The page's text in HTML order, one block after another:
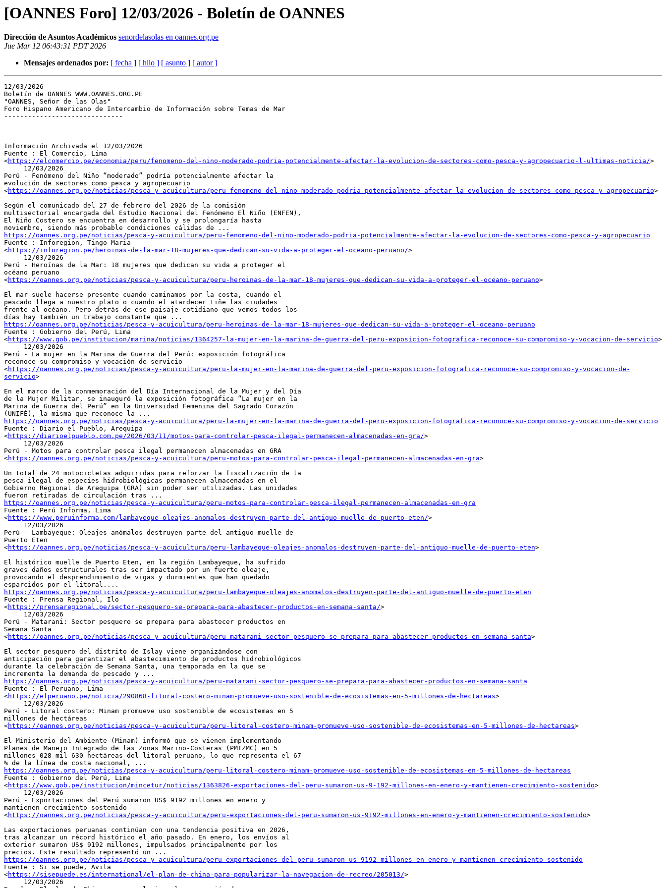
[OANNES Foro] 12/03/2026 - Boletín de OANNES
Dirección de Asuntos Académicos senordelasolas en oannes.org.pe
Jue Mar 12 06:43:31 PDT 2026
Mensajes ordenados por: [ fecha ] [ hilo ] [ asunto ] [ autor ]
12/03/2026
Boletín de OANNES WWW.OANNES.ORG.PE
"OANNES, Señor de las Olas"
Foro Hispano Americano de Intercambio de Información sobre Temas de Mar
------------------------------
Información Archivada el 12/03/2026
Fuente : El Comercio, Lima
<https://elcomercio.pe/economia/peru/fenomeno-del-nino-moderado-podria-potencialmente-afectar-la-evolucion-de-sectores-como-pesca-y-agropecuario-l-ultimas-noticia/>
Perú - Fenómeno del Niño “moderado” podría potencialmente afectar la
evolución de sectores como pesca y agropecuario
<https://oannes.org.pe/noticias/pesca-y-acuicultura/peru-fenomeno-del-nino-moderado-podria-potencialmente-afectar-la-evolucion-de-sectores-como-pesca-y-agropecuario>
Según el comunicado del 27 de febrero del 2026 de la comisión
multisectorial encargada del Estudio Nacional del Fenómeno El Niño (ENFEN),
El Niño Costero se encuentra en desarrollo y se prolongaría hasta
https://oannes.org.pe/noticias/pesca-y-acuicultura/peru-fenomeno-del-nino-moderado-podria-potencialmente-afectar-la-evolucion-de-sectores-como-pesca-y-agropecuario
Fuente : Inforegion, Tingo Maria
<https://inforegion.pe/heroinas-de-la-mar-18-mujeres-que-dedican-su-vida-a-proteger-el-oceano-peruano/>
Perú - Heroínas de la Mar: 18 mujeres que dedican su vida a proteger el
océano peruano
<https://oannes.org.pe/noticias/pesca-y-acuicultura/peru-heroinas-de-la-mar-18-mujeres-que-dedican-su-vida-a-proteger-el-oceano-peruano>
El mar suele hacerse presente cuando caminamos por la costa, cuando el
pescado llega a nuestro plato o cuando el atardecer tiñe las ciudades
frente al océano. Pero detrás de ese paisaje cotidiano que vemos todos los
https://oannes.org.pe/noticias/pesca-y-acuicultura/peru-heroinas-de-la-mar-18-mujeres-que-dedican-su-vida-a-proteger-el-oceano-peruano
Fuente : Gobierno del Perú, Lima
<https://www.gob.pe/institucion/marina/noticias/1364257-la-mujer-en-la-marina-de-guerra-del-peru-exposicion-fotografica-reconoce-su-compromiso-y-vocacion-de-servicio>
Perú - La mujer en la Marina de Guerra del Perú: exposición fotográfica
reconoce su compromiso y vocación de servicio
<https://oannes.org.pe/noticias/pesca-y-acuicultura/peru-la-mujer-en-la-marina-de-guerra-del-peru-exposicion-fotografica-reconoce-su-compromiso-y-vocacion-de-
servicio>
En el marco de la conmemoración del Día Internacional de la Mujer y del Día
de la Mujer Militar, se inauguró la exposición fotográfica “La mujer en la
Marina de Guerra del Perú” en la Universidad Femenina del Sagrado Corazón
https://oannes.org.pe/noticias/pesca-y-acuicultura/peru-la-mujer-en-la-marina-de-guerra-del-peru-exposicion-fotografica-reconoce-su-compromiso-y-vocacion-de-servicio
Fuente : Diario el Pueblo, Arequipa
<https://diarioelpueblo.com.pe/2026/03/11/motos-para-controlar-pesca-ilegal-permanecen-almacenadas-en-gra/>
Perú - Motos para controlar pesca ilegal permanecen almacenadas en GRA
<https://oannes.org.pe/noticias/pesca-y-acuicultura/peru-motos-para-controlar-pesca-ilegal-permanecen-almacenadas-en-gra>
Un total de 24 motocicletas adquiridas para reforzar la fiscalización de la
pesca ilegal de especies hidrobiológicas permanecen almacenadas en el
Gobierno Regional de Arequipa (GRA) sin poder ser utilizadas. Las unidades
https://oannes.org.pe/noticias/pesca-y-acuicultura/peru-motos-para-controlar-pesca-ilegal-permanecen-almacenadas-en-gra
Fuente : Perú Informa, Lima
<https://www.peruinforma.com/lambayeque-oleajes-anomalos-destruyen-parte-del-antiguo-muelle-de-puerto-eten/>
Perú - Lambayeque: Oleajes anómalos destruyen parte del antiguo muelle de
Puerto Eten
<https://oannes.org.pe/noticias/pesca-y-acuicultura/peru-lambayeque-oleajes-anomalos-destruyen-parte-del-antiguo-muelle-de-puerto-eten>
El histórico muelle de Puerto Eten, en la región Lambayeque, ha sufrido
graves daños estructurales tras ser impactado por un fuerte oleaje,
provocando el desprendimiento de vigas y durmientes que han quedado
https://oannes.org.pe/noticias/pesca-y-acuicultura/peru-lambayeque-oleajes-anomalos-destruyen-parte-del-antiguo-muelle-de-puerto-eten
Fuente : Prensa Regional, Ilo
<https://prensaregional.pe/sector-pesquero-se-prepara-para-abastecer-productos-en-semana-santa/>
Perú - Matarani: Sector pesquero se prepara para abastecer productos en
Semana Santa
<https://oannes.org.pe/noticias/pesca-y-acuicultura/peru-matarani-sector-pesquero-se-prepara-para-abastecer-productos-en-semana-santa>
El sector pesquero del distrito de Islay viene organizándose con
anticipación para garantizar el abastecimiento de productos hidrobiológicos
durante la celebración de Semana Santa, una temporada en la que se
https://oannes.org.pe/noticias/pesca-y-acuicultura/peru-matarani-sector-pesquero-se-prepara-para-abastecer-productos-en-semana-santa
Fuente : El Peruano, Lima
<https://elperuano.pe/noticia/290868-litoral-costero-minam-promueve-uso-sostenible-de-ecosistemas-en-5-millones-de-hectareas>
Perú - Litoral costero: Minam promueve uso sostenible de ecosistemas en 5
millones de hectáreas
<https://oannes.org.pe/noticias/pesca-y-acuicultura/peru-litoral-costero-minam-promueve-uso-sostenible-de-ecosistemas-en-5-millones-de-hectareas>
El Ministerio del Ambiente (Minam) informó que se vienen implementando
Planes de Manejo Integrado de las Zonas Marino-Costeras (PMIZMC) en 5
millones 028 mil 630 hectáreas del litoral peruano, lo que representa el 67
https://oannes.org.pe/noticias/pesca-y-acuicultura/peru-litoral-costero-minam-promueve-uso-sostenible-de-ecosistemas-en-5-millones-de-hectareas
Fuente : Gobierno del Perú, Lima
<https://www.gob.pe/institucion/mincetur/noticias/1363826-exportaciones-del-peru-sumaron-us-9-192-millones-en-enero-y-mantienen-crecimiento-sostenido>
Perú - Exportaciones del Perú sumaron US$ 9192 millones en enero y
mantienen crecimiento sostenido
<https://oannes.org.pe/noticias/pesca-y-acuicultura/peru-exportaciones-del-peru-sumaron-us-9192-millones-en-enero-y-mantienen-crecimiento-sostenido>
Las exportaciones peruanas continúan con una tendencia positiva en 2026,
tras alcanzar un récord histórico el año pasado. En enero, los envíos al
exterior sumaron US$ 9192 millones, impulsados principalmente por los
https://oannes.org.pe/noticias/pesca-y-acuicultura/peru-exportaciones-del-peru-sumaron-us-9192-millones-en-enero-y-mantienen-crecimiento-sostenido
Fuente : Si se puede, Avila
<https://sisepuede.es/international/el-plan-de-china-para-popularizar-la-navegacion-de-recreo/205013/>